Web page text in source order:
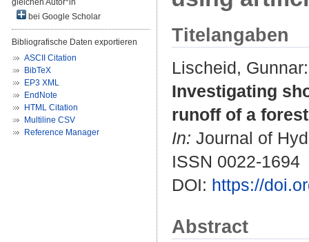
gleichen Autor*in
bei Google Scholar
Bibliografische Daten exportieren
ASCII Citation
BibTeX
EP3 XML
EndNote
HTML Citation
Multiline CSV
Reference Manager
Titelangaben
Lischeid, Gunnar:
Investigating
runoff of a
In: Journal of
ISSN 0022-1694
DOI: https://
Abstract